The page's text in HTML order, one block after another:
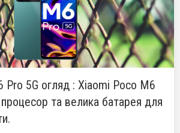
Pro 5G огляд : Xiaomi Poco M6
та велика батарея для